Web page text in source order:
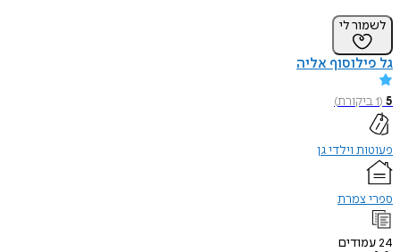
לשמור לי
גל פילוסוף אליה
5
(
1ביקורת)
פעוטות וילדי גן
ספרי צמרת
24עמודים